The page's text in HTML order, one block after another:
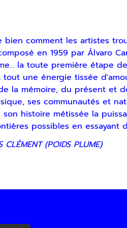
bien comment les artistes
en 1959 par Álvaro
la toute première étape
tout une énergie tissée
la mémoire, du présent et
ses communautés et
son histoire métissée la
possibles en
CLÉMENT (POIDS PLUME)